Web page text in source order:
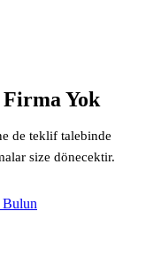
Yok
de teklif talebinde
size dönecektir.
Bulun